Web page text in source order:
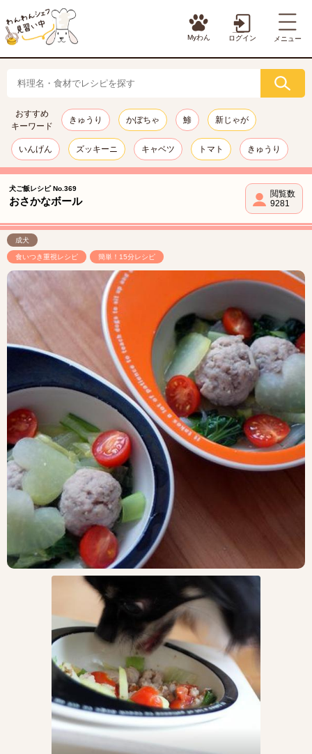
Myわん ログイン メニュー
おすすめ
キーワード
きゅうり かぼちゃ 鯵 新じゃが
いんげん ズッキーニ キャベツ トマト きゅうり
犬ご飯レシピ No.369
おさかなボール
閲覧数
9281
成犬
食いつき重視レシピ 簡単！15分レシピ